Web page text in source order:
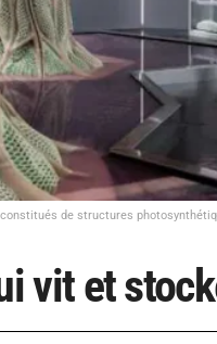
de structures
vit et